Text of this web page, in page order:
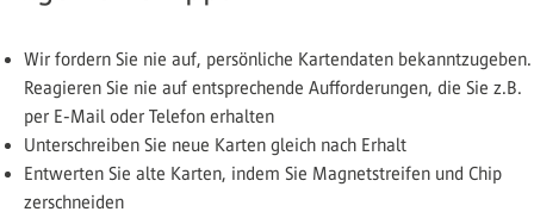
Wir fordern Sie nie auf, persönliche Kartendaten bekanntzugeben.
Reagieren Sie nie auf entsprechende Aufforderungen, die Sie z.B.
per E-Mail oder Telefon erhalten
Unterschreiben Sie neue Karten gleich nach Erhalt
Entwerten Sie alte Karten, indem Sie Magnetstreifen und Chip
zerschneiden